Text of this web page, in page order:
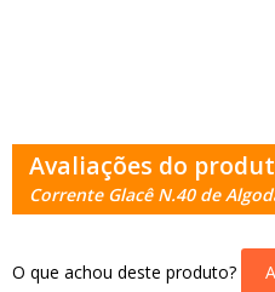
Avaliações do
Corrente Glacê N.40 de
O que achou deste produto?